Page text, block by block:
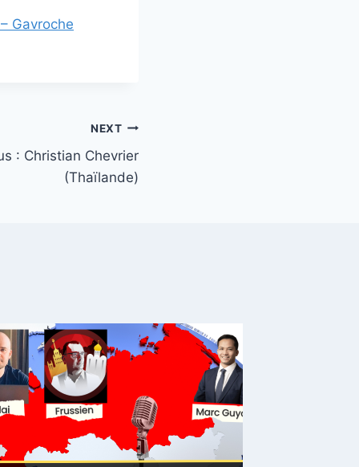
Gavroche
NEXT
: Christian Chevrier
(Thaïlande)